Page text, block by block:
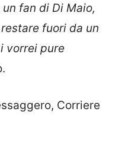
fan di Di Maio,
fuori da un
vorrei pure
Corriere